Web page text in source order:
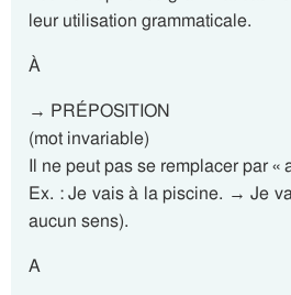
leur utilisation grammaticale.
À
→ PRÉPOSITION
(mot invariable)
Il ne peut pas se remplacer par «
Ex. : Je vais à la piscine. → Je
aucun sens).
A